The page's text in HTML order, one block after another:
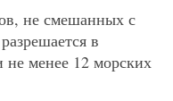
не смешанных с
в
не менее 12 морских